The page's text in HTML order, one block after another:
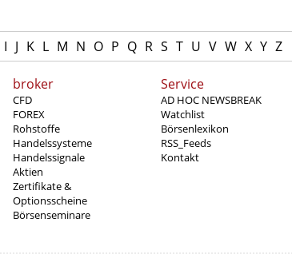
I J K L M N O P Q R S T U V W X Y Z
broker
CFD
FOREX
Rohstoffe
Handelssysteme
Handelssignale
Aktien
Zertifikate &
Optionsscheine
Börsenseminare
Service
AD HOC NEWSBREAK
Watchlist
Börsenlexikon
RSS_Feeds
Kontakt